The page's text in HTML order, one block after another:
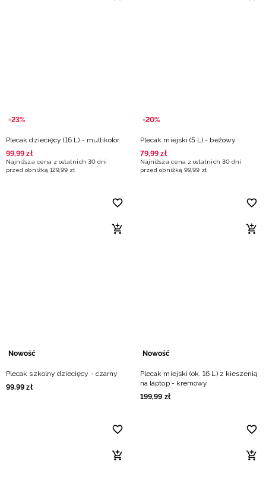
-23%
Plecak dziecięcy (16 L) - multikolor
99,99 zł
Najniższa cena z ostatnich 30 dni
przed obniżką 129,99 zł
-20%
Plecak miejski (5 L) - beżowy
79,99 zł
Najniższa cena z ostatnich 30 dni
przed obniżką 99,99 zł
Nowość
Plecak szkolny dziecięcy - czarny
99,99 zł
Nowość
Plecak miejski (ok. 16 L) z kieszenią
na laptop - kremowy
199,99 zł